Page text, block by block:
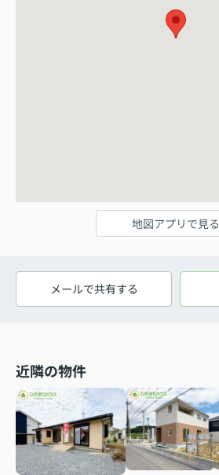
地図アプリで見る
メールで共有する
近隣の物件